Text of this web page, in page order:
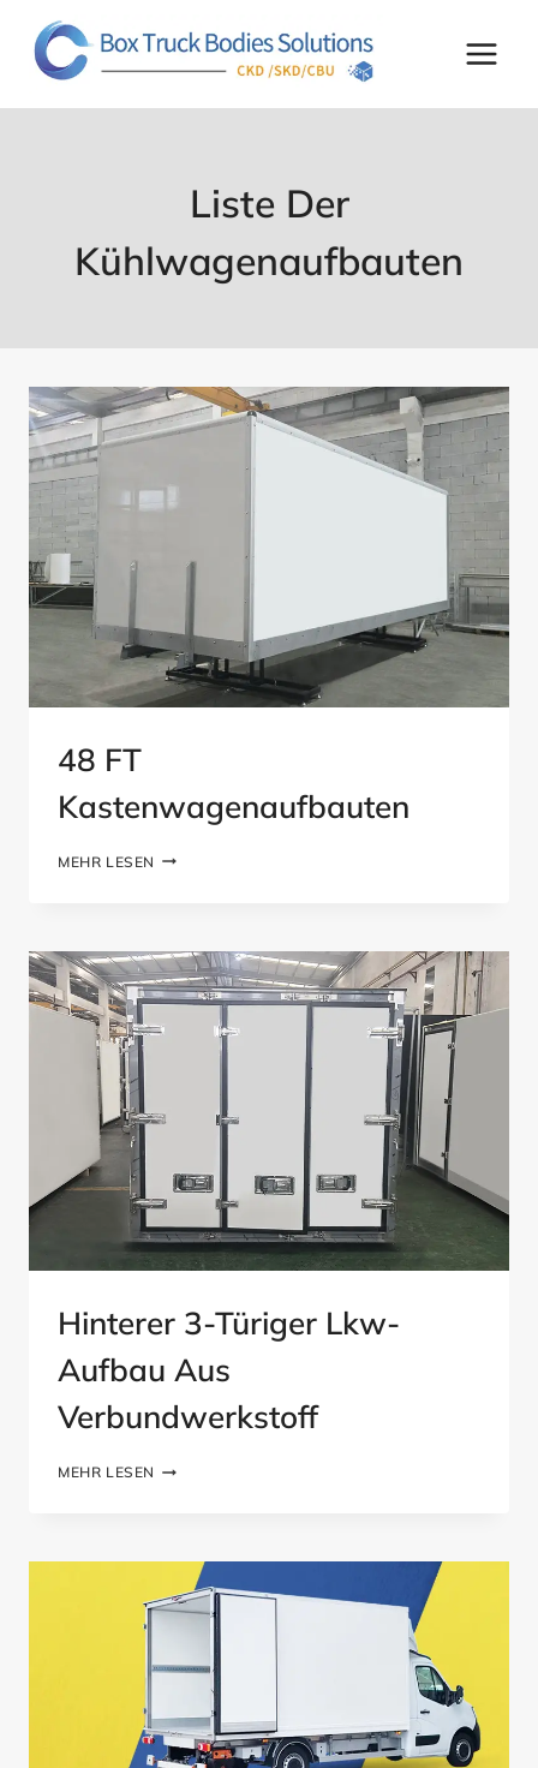
Inhalt
springen
Liste Der
Kühlwagenaufbauten
48 FT
Kastenwagenaufbauten
MEHR LESEN 48
Hinterer 3-Türiger Lkw-
Aufbau Aus
Verbundwerkstoff
MEHR LESEN HINTERER
VERBUNDWERKSTOFF